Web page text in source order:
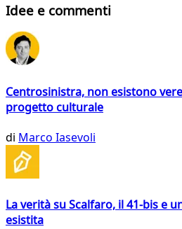
Idee e commenti
Centrosinistra, non esistono
progetto culturale
di Marco Iasevoli
La verità su Scalfaro, il 41-bis e
esistita